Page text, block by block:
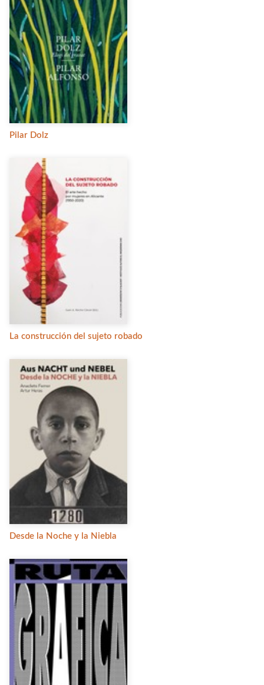
Pilar Dolz
La construcción del sujeto robado
Desde la Noche y la Niebla